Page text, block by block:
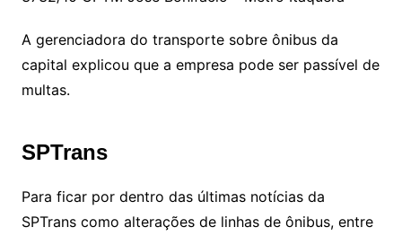
A gerenciadora do transporte sobre ônibus da
capital explicou que a empresa pode ser passível de
multas.
SPTrans
Para ficar por dentro das últimas notícias da
SPTrans como alterações de linhas de ônibus, entre